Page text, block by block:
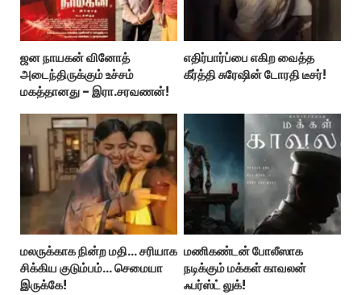
ஜன நாயகன் வினோத்
அடைந்திருக்கும் உச்சம்
மகத்தானது - இரா.சரவணன்!
எதிர்பார்ப்பை எகிற வைத்த
கீர்த்தி சுரேஷின் டோரதி டீசர்!
மலருக்காக நின்ற மதி… சரியாக
சிக்கிய குடும்பம்… செமையா
இருக்கே!
மணிகண்டன் போலீஸாக
நடிக்கும் மக்கள் காவலன்
ஃபர்ஸ்ட் லுக்!